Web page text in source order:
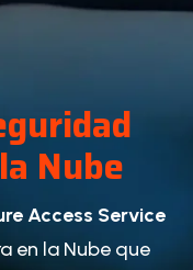
Nube
Access Service
en la Nube que